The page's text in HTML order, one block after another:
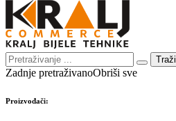
Traži
Zadnje pretraživanoObriši sve
Proizvođači: